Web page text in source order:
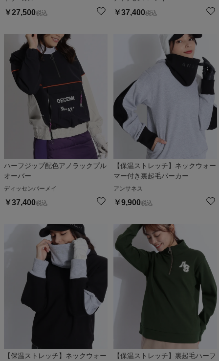
￥27,500税込 ￥37,400税込
ハーフジップ配色アノラックプル
オーバー
ディッセンバーメイ
￥37,400税込
【保温ストレッチ】ネックウォー
マー付き裏起毛パーカー
アンサネス
￥9,900税込
【保温ストレッチ】ネックウォー
【保温ストレッチ】裏起毛ハーフ